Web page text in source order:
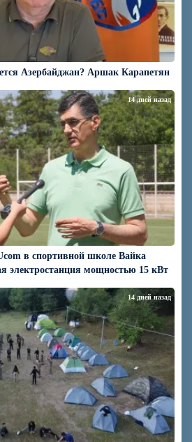
Азербайджан? Аршак Карапетян
в спортивной школе Вайка
электростанция мощностью 15 кВт
14 дней назад
14 дней назад